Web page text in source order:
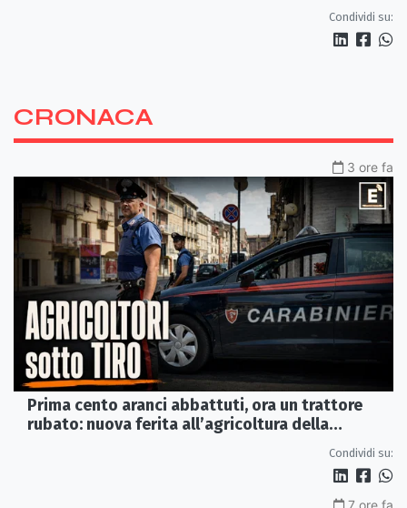
Condividi su:
CRONACA
3 ore fa
Prima cento aranci abbattuti, ora un trattore
rubato: nuova ferita all’agricoltura della
Condividi su:
7 ore fa